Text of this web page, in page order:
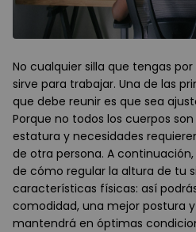
No cualquier silla que tengas
sirve para trabajar. Una de las
que debe reunir es que sea
Porque no todos los cuerpos
estatura y necesidades
de otra persona. A
de cómo regular la altura de tu
características físicas: así
comodidad, una mejor postura
mantendrá en óptimas